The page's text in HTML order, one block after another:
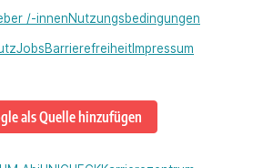
/-innenNutzungsbedingungen
JobsBarrierefreiheitImpressum
als Quelle hinzufügen